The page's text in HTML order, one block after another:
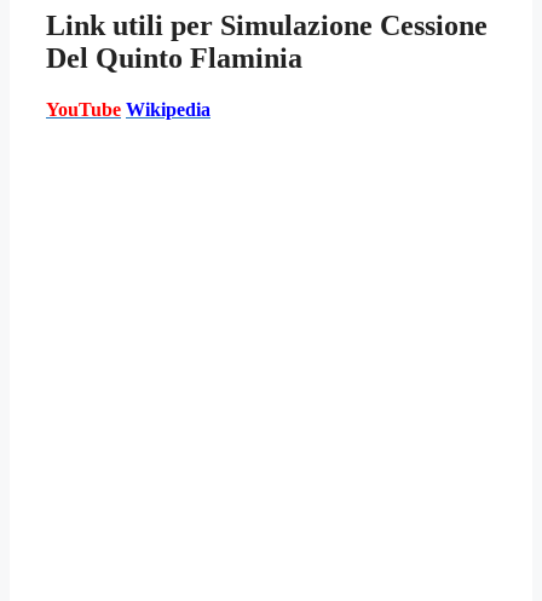
Link utili per Simulazione Cessione
Del Quinto Flaminia
YouTube Wikipedia